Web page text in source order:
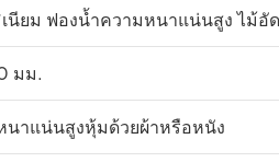
นียม ฟองน้ำความหนาแน่นสูง ไม้อั
มม.
าแน่นสูงหุ้มด้วยผ้าหรือหนัง